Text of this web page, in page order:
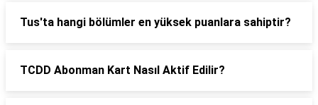
Tus'ta hangi bölümler en yüksek puanlara sahiptir?
TCDD Abonman Kart Nasıl Aktif Edilir?